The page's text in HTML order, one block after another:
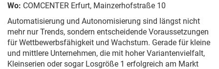
Wo: COMCENTER Erfurt, Mainzerhofstraße 10
Automatisierung und Autonomisierung sind längst nicht
mehr nur Trends, sondern entscheidende Voraussetzungen
für Wettbewerbsfähigkeit und Wachstum. Gerade für kleine
und mittlere Unternehmen, die mit hoher Variantenvielfalt,
Kleinserien oder sogar Losgröße 1 erfolgreich am Markt